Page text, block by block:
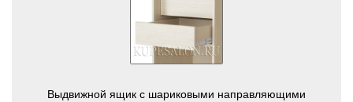
Выдвижной ящик с шариковыми направляющими